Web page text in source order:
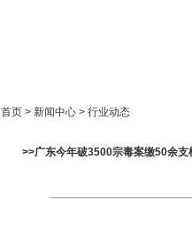
首页 > 新闻中心 > 行业动态
>>广东今年破3500宗毒案缴50余支